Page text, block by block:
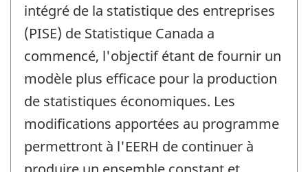
intégré de la statistique des entreprises
(PISE) de Statistique Canada a
commencé, l'objectif étant de fournir un
modèle plus efficace pour la production
de statistiques économiques. Les
modifications apportées au programme
permettront à l'EERH de continuer à